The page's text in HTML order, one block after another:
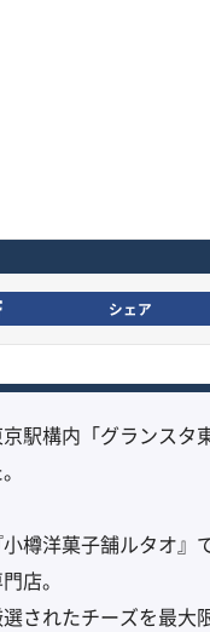
シェア
駅構内「グランスタ
小樽洋菓子舗ルタオ
店。
されたチーズを最大